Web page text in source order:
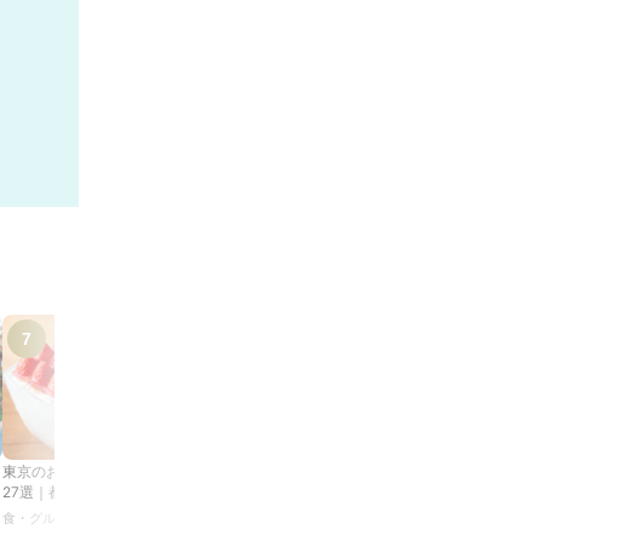
東京のおすすめかき氷
27選｜都内でひんや
り&ふわふわを堪能♪
食・グルメ